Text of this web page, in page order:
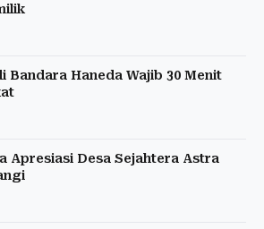
Bandara Haneda Wajib 30 Menit
Apresiasi Desa Sejahtera Astra